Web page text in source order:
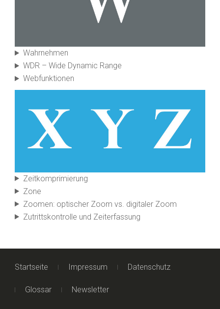
Wahrnehmen
WDR – Wide Dynamic Range
Web­funktionen
Zeit­kompri­mierung
Zone
Zoomen: optischer Zoom vs. digitaler Zoom
Zutritts­kontrolle und Zeit­erfassung
Startseite Impressum Datenschutz
Glossar Newsletter